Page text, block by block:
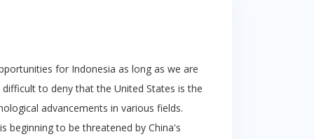
for Indonesia as long as we are
to deny that the United States is the
advancements in various fields.
beginning to be threatened by China's